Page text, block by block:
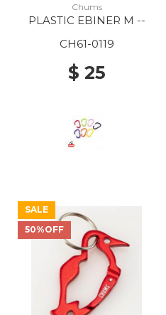
Chums
PLASTIC EBINER M --
CH61-0119
$ 25
SALE
50%OFF